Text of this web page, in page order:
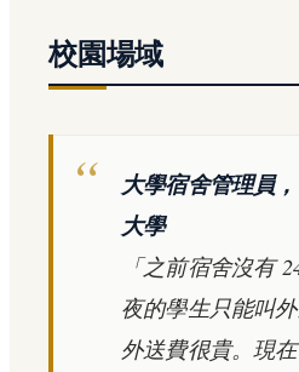
校園場域
大學宿舍管理員
大學
「之前宿舍沒有
夜的學生只能叫
外送費很貴。現